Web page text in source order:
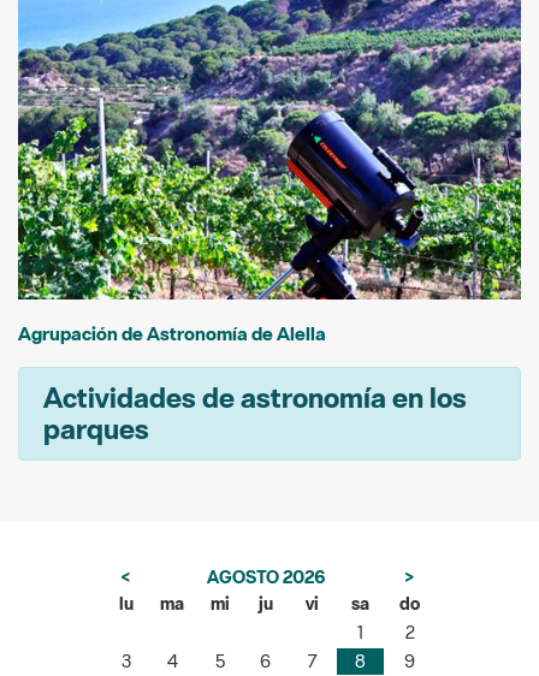
Agrupación de Astronomía de Alella
Actividades de astronomía en los
parques
< AGOSTO 2026
>
lu
ma mi ju vi sa
do
1
2
3
4 5 6 7 8
9